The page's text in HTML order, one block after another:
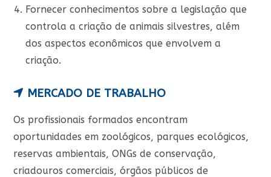
Fornecer conhecimentos sobre a legislação que
controla a criação de animais silvestres, além
dos aspectos econômicos que envolvem a
criação.
MERCADO DE TRABALHO
Os profissionais formados encontram
oportunidades em zoológicos, parques ecológicos,
reservas ambientais, ONGs de conservação,
criadouros comerciais, órgãos públicos de